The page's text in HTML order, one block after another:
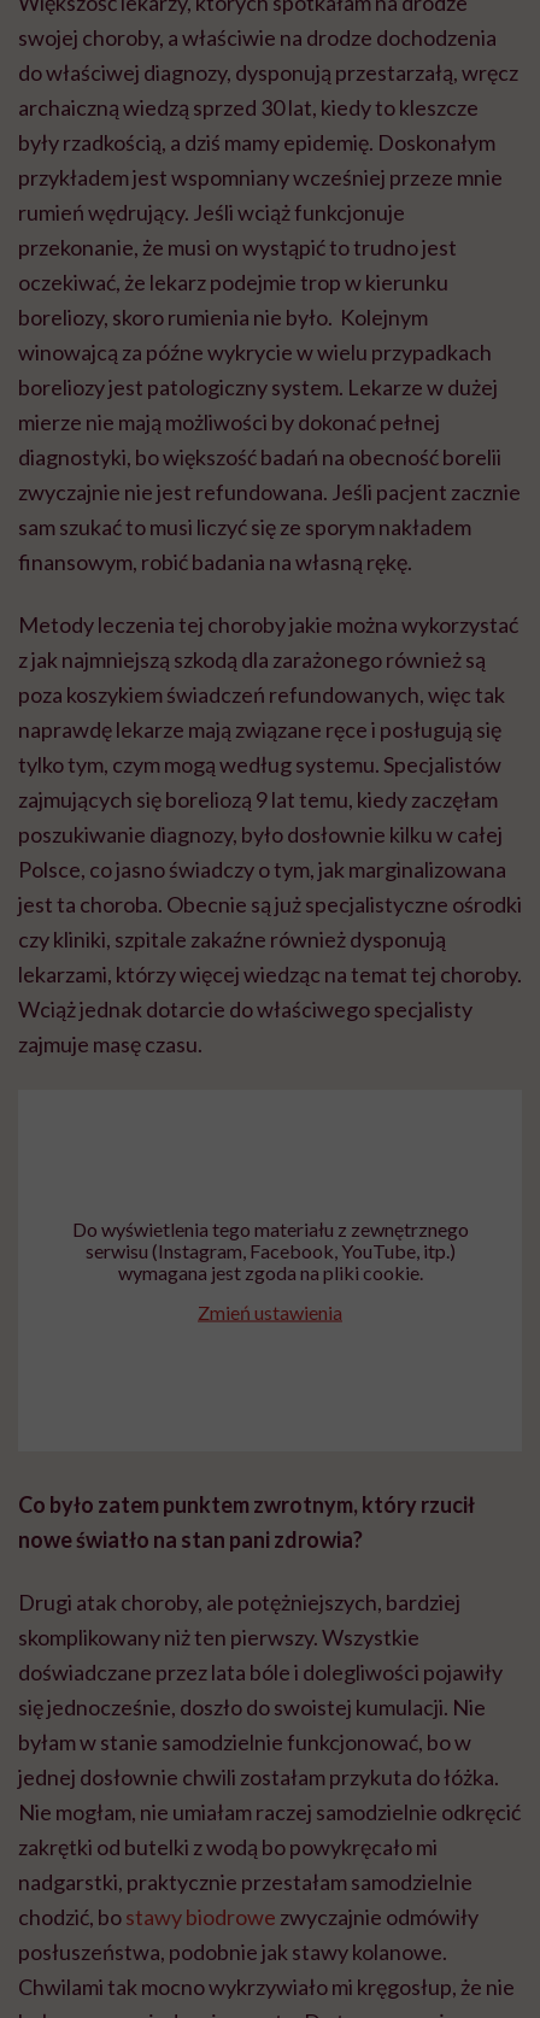
swojej choroby, a właściwie na drodze dochodzenia
do właściwej diagnozy, dysponują przestarzałą, wręcz
archaiczną wiedzą sprzed 30 lat, kiedy to kleszcze
były rzadkością, a dziś mamy epidemię. Doskonałym
przykładem jest wspomniany wcześniej przeze mnie
rumień wędrujący. Jeśli wciąż funkcjonuje
przekonanie, że musi on wystąpić to trudno jest
oczekiwać, że lekarz podejmie trop w kierunku
boreliozy, skoro rumienia nie było. Kolejnym
winowajcą za późne wykrycie w wielu przypadkach
boreliozy jest patologiczny system. Lekarze w dużej
mierze nie mają możliwości by dokonać pełnej
diagnostyki, bo większość badań na obecność borelii
zwyczajnie nie jest refundowana. Jeśli pacjent zacznie
sam szukać to musi liczyć się ze sporym nakładem
finansowym, robić badania na własną rękę.
Metody leczenia tej choroby jakie można wykorzystać
z jak najmniejszą szkodą dla zarażonego również są
poza koszykiem świadczeń refundowanych, więc tak
naprawdę lekarze mają związane ręce i posługują się
tylko tym, czym mogą według systemu. Specjalistów
zajmujących się boreliozą 9 lat temu, kiedy zaczęłam
poszukiwanie diagnozy, było dosłownie kilku w całej
Polsce, co jasno świadczy o tym, jak marginalizowana
jest ta choroba. Obecnie są już specjalistyczne ośrodki
czy kliniki, szpitale zakaźne również dysponują
lekarzami, którzy więcej wiedząc na temat tej choroby.
Wciąż jednak dotarcie do właściwego specjalisty
zajmuje masę czasu.
Do wyświetlenia tego materiału z zewnętrznego
serwisu (Instagram, Facebook, YouTube, itp.)
wymagana jest zgoda na pliki cookie.
Zmień ustawienia
Co było zatem punktem zwrotnym, który rzucił
nowe światło na stan pani zdrowia?
Drugi atak choroby, ale potężniejszych, bardziej
skomplikowany niż ten pierwszy. Wszystkie
doświadczane przez lata bóle i dolegliwości pojawiły
się jednocześnie, doszło do swoistej kumulacji. Nie
byłam w stanie samodzielnie funkcjonować, bo w
jednej dosłownie chwili zostałam przykuta do łóżka.
Nie mogłam, nie umiałam raczej samodzielnie odkręcić
zakrętki od butelki z wodą bo powykręcało mi
nadgarstki, praktycznie przestałam samodzielnie
chodzić, bostawy biodrowe zwyczajnie odmówiły
posłuszeństwa, podobnie jak stawy kolanowe.
Chwilami tak mocno wykrzywiało mi kręgosłup, że nie